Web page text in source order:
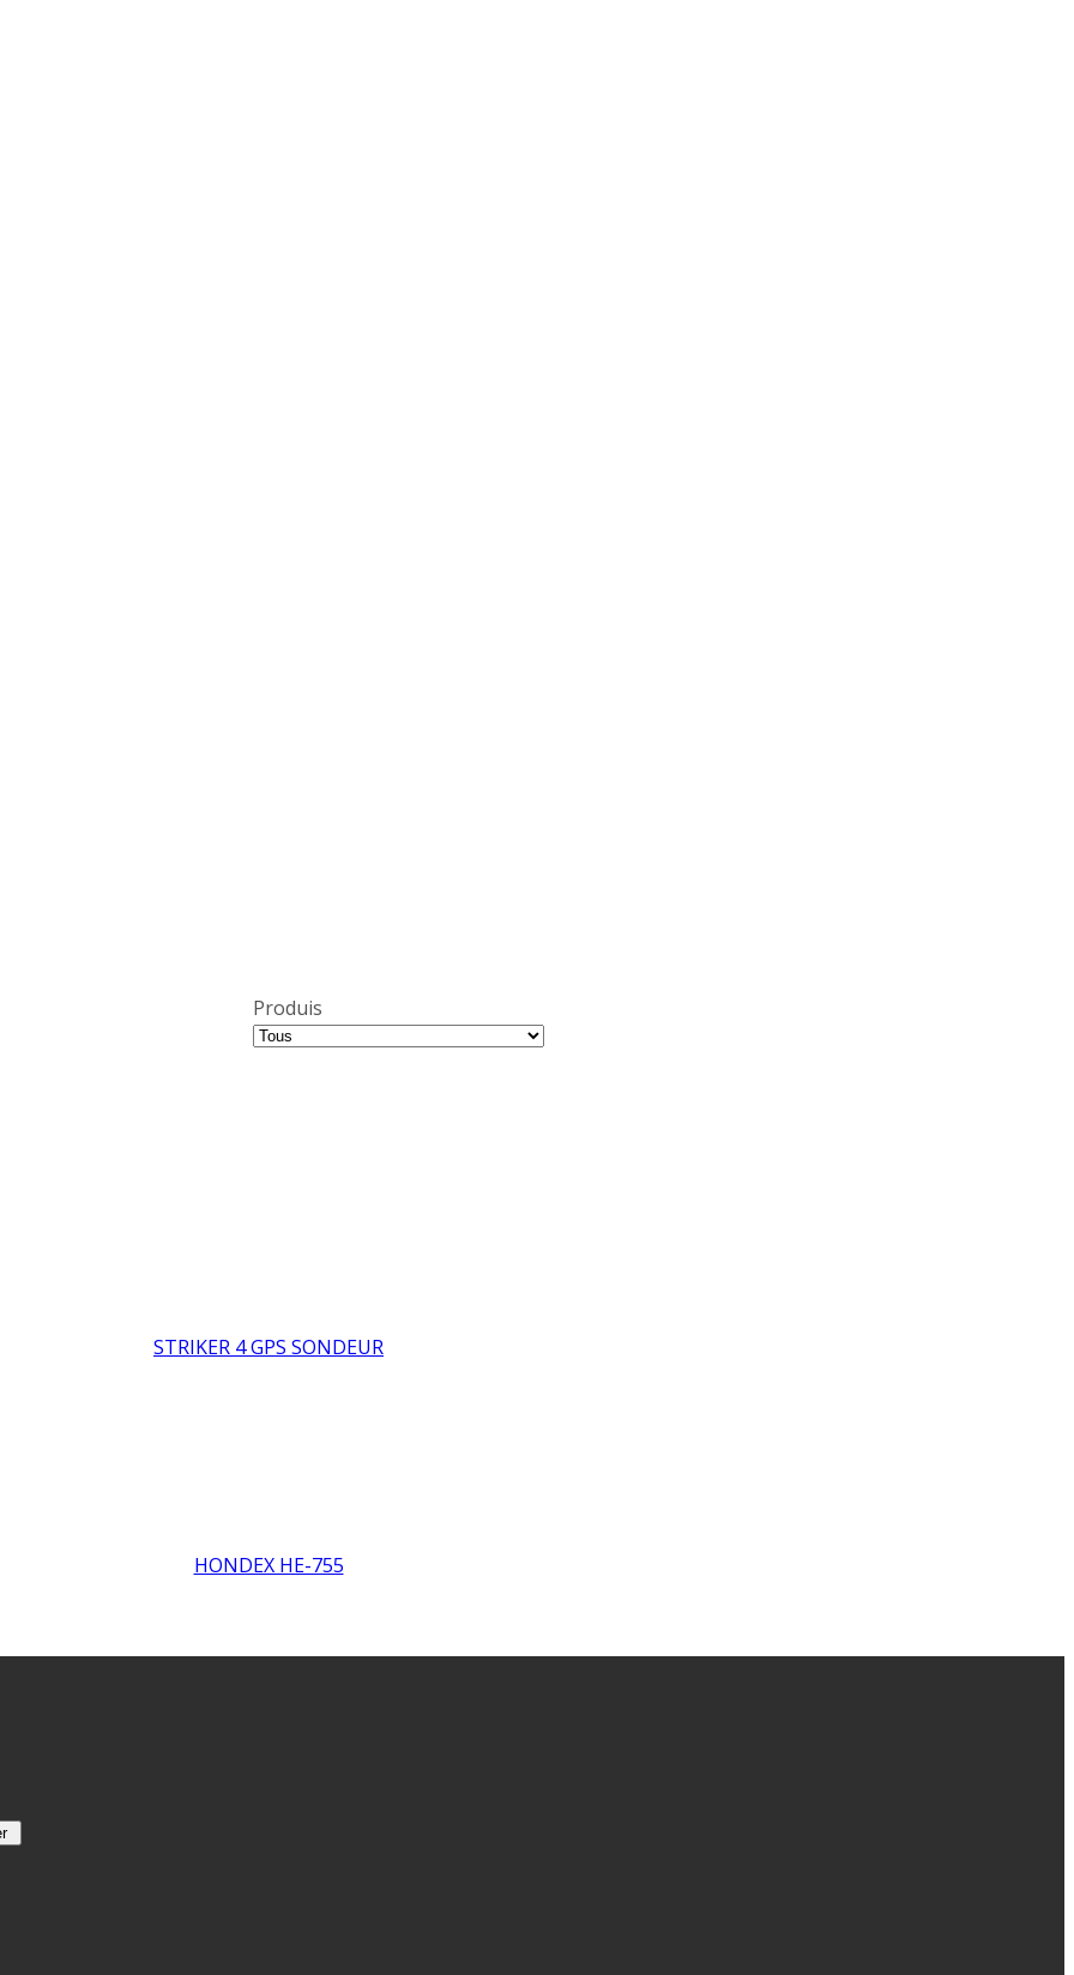
Produis
STRIKER 4 GPS SONDEUR
HONDEX HE-755